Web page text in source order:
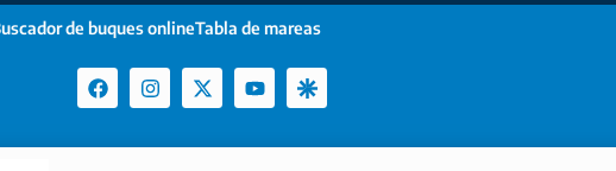
de buques onlineTabla de mareas